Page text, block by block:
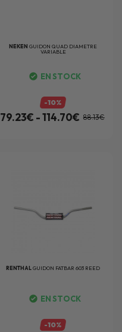
NEKENGUIDON QUAD DIAMETRE
VARIABLE
EN STOCK
-10%
79.23€ - 114.70€ 88.13€
RENTHALGUIDON FATBAR 603 REED
EN STOCK
-10%